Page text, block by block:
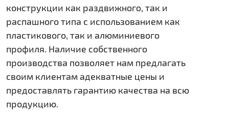
конструкции как раздвижного, так и
распашного типа с использованием как
пластикового, так и алюминиевого
профиля. Наличие собственного
производства позволяет нам предлагать
своим клиентам адекватные цены и
предоставлять гарантию качества на всю
продукцию.